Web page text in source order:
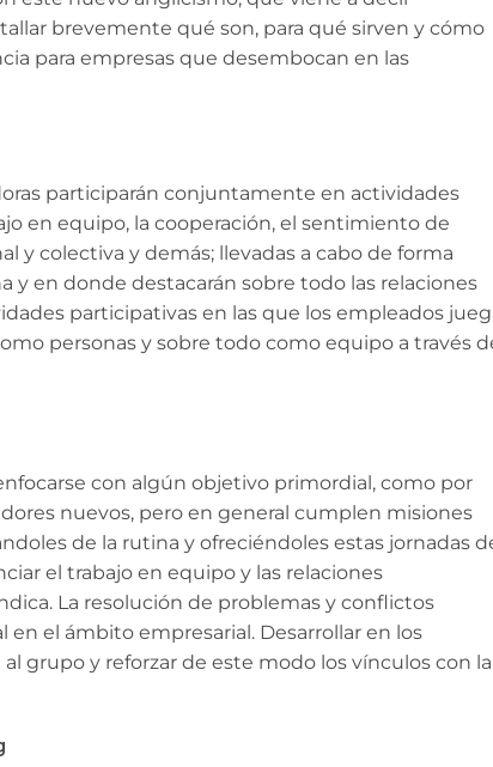
brevemente qué son, para qué sirven y cómo
para empresas que desembocan en las
participarán conjuntamente en actividades
en equipo, la cooperación, el sentimiento de
y colectiva y demás; llevadas a cabo de forma
y en donde destacarán sobre todo las relaciones
participativas en las que los empleados
personas y sobre todo como equipo a través
con algún objetivo primordial, como por
nuevos, pero en general cumplen misiones
de la rutina y ofreciéndoles estas jornadas
el trabajo en equipo y las relaciones
La resolución de problemas y conflictos
el ámbito empresarial. Desarrollar en los
grupo y reforzar de este modo los vínculos con la